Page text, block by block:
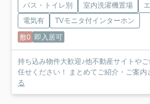
バス・トイレ別 室内洗濯機置場
電気有
TVモニタ付インターホン
敷0 即入居可
持ち込み物件大歓迎♪他不動産サイトや
任せください！ まとめてご紹介・ご案内
る